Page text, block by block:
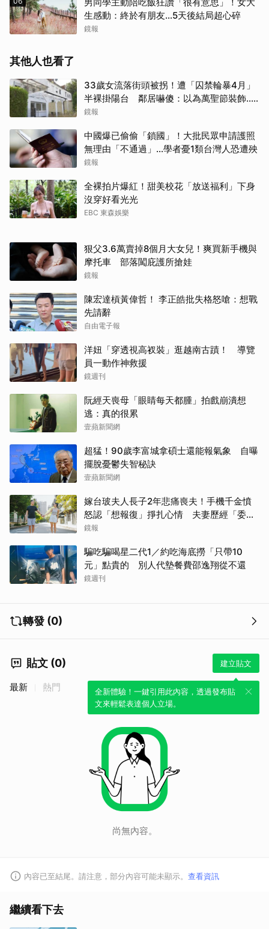
生感動：終於有朋友…5天後結局超心碎
鏡報
其他人也看了
33歲女流落街頭被拐！遭「囚禁輪暴4月」
半裸掛陽台 鄰居嚇傻：以為萬聖節裝飾...
主謀竟與妻小同住
鏡報
中國爆已偷偷「鎖國」！大批民眾申請護照
無理由「不通過」...學者憂1類台灣人恐遭殃
鏡報
全裸拍片爆紅！甜美校花「放送福利」下身
沒穿好看光光
EBC 東森娛樂
狠父3.6萬賣掉8個月大女兒！爽買新手機與
摩托車 部落闖庇護所搶娃
鏡報
陳宏達槓黃偉哲！ 李正皓批失格怒嗆：想戰
先請辭
自由電子報
洋妞「穿透視高衩裝」逛越南古蹟！ 導覽
員一動作神救援
鏡週刊
阮經天喪母「眼睛每天都腫」拍戲崩潰想
逃：真的很累
壹蘋新聞網
超猛！90歲李富城拿碩士還能報氣象 自曝
擺脫憂鬱失智秘訣
壹蘋新聞網
嫁台玻夫人長子2年悲痛喪夫！手機千金憤
怒認「想報復」掙扎心情 夫妻歷經「委屈
與不平」只能安靜
鏡報
騙吃騙喝星二代1／約吃海底撈「只帶10
元」點貴的 別人代墊餐費邵逸翔從不還
鏡週刊
轉發 (0)
貼文 (0) 建立貼文
全新體驗！一鍵引用此內容，透過發布貼
文來輕鬆表達個人立場。
最新 熱門
尚無內容。
內容已至結尾。請注意，部分內容可能未顯示。 查看資訊
繼續看下去